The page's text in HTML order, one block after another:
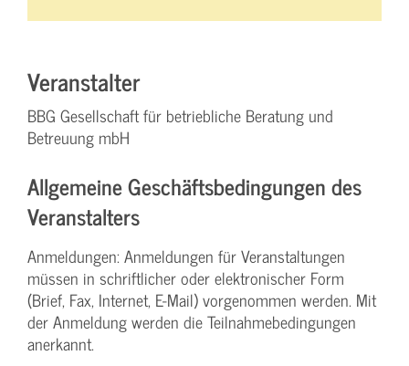
Veranstalter
BBG Gesellschaft für betriebliche Beratung und
Betreuung mbH
Allgemeine Geschäftsbedingungen des
Veranstalters
Anmeldungen: Anmeldungen für Veranstaltungen
müssen in schriftlicher oder elektronischer Form
(Brief, Fax, Internet, E-Mail) vorgenommen werden. Mit
der Anmeldung werden die Teilnahme­bedingungen
anerkannt.